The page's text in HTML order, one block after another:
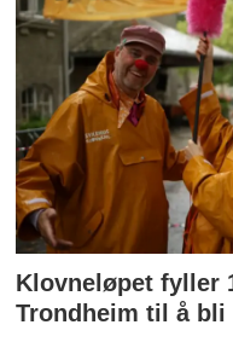
Klovneløpet fyller
Trondheim til å bli